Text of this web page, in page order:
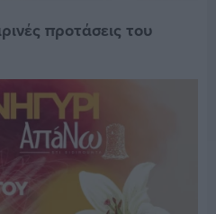
προτάσεις του